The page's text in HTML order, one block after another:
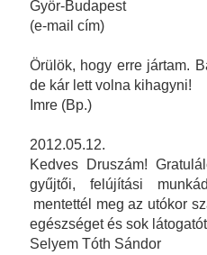
Györ-Budapest
(e-mail cím)
Örülök, hogy erre jártam.
de kár lett volna kihagyni!
Imre (Bp.)
2012.05.12.
Kedves Druszám!
gyűjtői, felújítási
mentettél meg az utókor
egészséget és sok
Selyem Tóth Sándor